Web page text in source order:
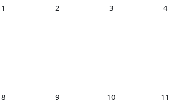
イベントなし 2026年 06月 1日
1 イベントなし 2026年 06月 2日
2 イベントなし 2026年 06
3 イベン
4
イベントなし 2026年 06月 8日
8 イベントなし 2026年 06月 9日
9 イベントなし 2026年 06
10 イベン
11